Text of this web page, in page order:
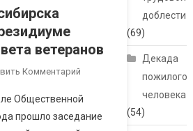
ветеранов
Комментарий
Общественной
прошло заседание
доблести
(69)
Декада
пожилого
человека
(54)